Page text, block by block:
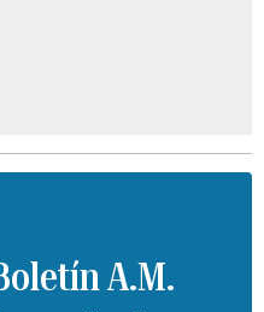
A.M.